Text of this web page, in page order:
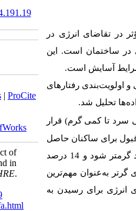
در تقاضای انرژی در
در ساختمان است. این
شرایط آسایش است.
اولویت‌بندی رفتارهای
تحلیل شد.
90 درصد در محدوده آسایش (کمی سرد تا کمی گرم) قرار
سانتیگراد بازه دمایی قابل قبول برای ساکنان حاصل
شد. همچنین 59 درصد افراد در ترجیح حرارتی علاقمند به هیچ نوع تغییری نبودند، 27 درصد ترجیح داده‌اند که واحد گرمتر شود و 14 درصد
به‌عنوان مهم‌ترین
انرژی برای رسیدن به
| ProCite
of
in
.